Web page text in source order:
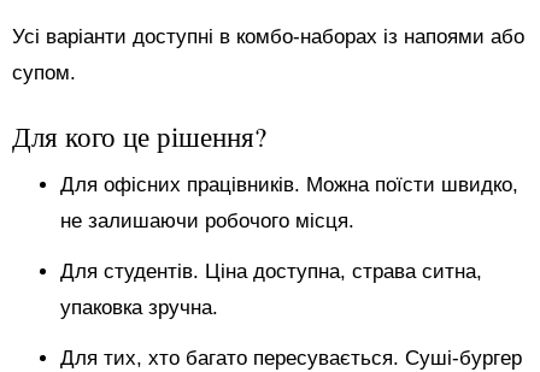
Усі варіанти доступні в комбо-наборах із напоями або
супом.
Для кого це рішення?
Для офісних працівників. Можна поїсти швидко,
не залишаючи робочого місця.
Для студентів. Ціна доступна, страва ситна,
упаковка зручна.
Для тих, хто багато пересувається. Суші-бургер